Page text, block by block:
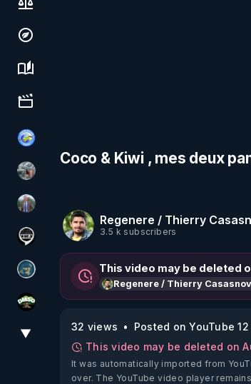
Society, justice & freedoms
Economy, environment & technology
Science, history & spirituality
Culture, media & entertainment
Tonton Posture Débrief
Ben Garneau
Nicolas BOUVIER
Notre Réalité Est Falsifiée Et Fausse
Réinformation sur le monde
DMSO pour TOUS
▼
Coco & Kiwi , mes deux
Regenere / Thierry
3.5 k subscribers
This video may be deleted
Regenere / Thierry
32 views
Posted on YouTube
This video may be deleted on
It was automatically imported from
over. The YouTube video player